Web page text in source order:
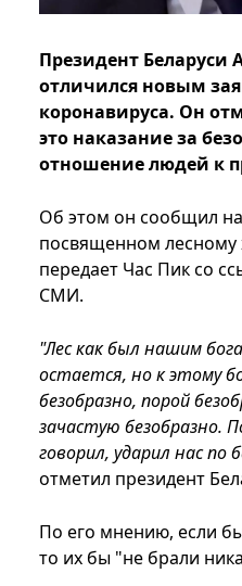
Президент Беларуси
отличился новым
коронавируса. Он
это наказание за
отношение людей к
Об этом он сообщил
посвященном лесному
передает Час Пик со
СМИ.
"Лес как был нашим
остается, но к этому
безобразно, порой
зачастую безобразно.
говорил, ударил нас по
отметил президент
По его мнению, если
то их бы "не брали